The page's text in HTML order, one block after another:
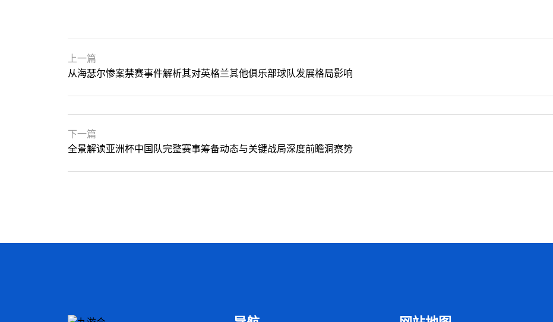
上一篇
从海瑟尔惨案禁赛事件解析其对英格兰其他俱乐部球队发展格局影响
下一篇
全景解读亚洲杯中国队完整赛事筹备动态与关键战局深度前瞻洞察势